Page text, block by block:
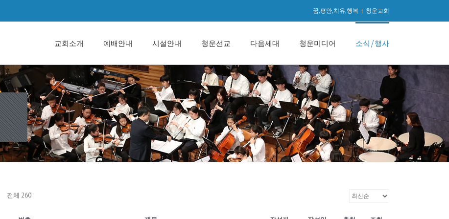
꿈,평안,치유,행복 | 청운교회
교회소개 예배안내 시설안내 청운선교 다음세대 청운미디어 소식/행사
전체 260